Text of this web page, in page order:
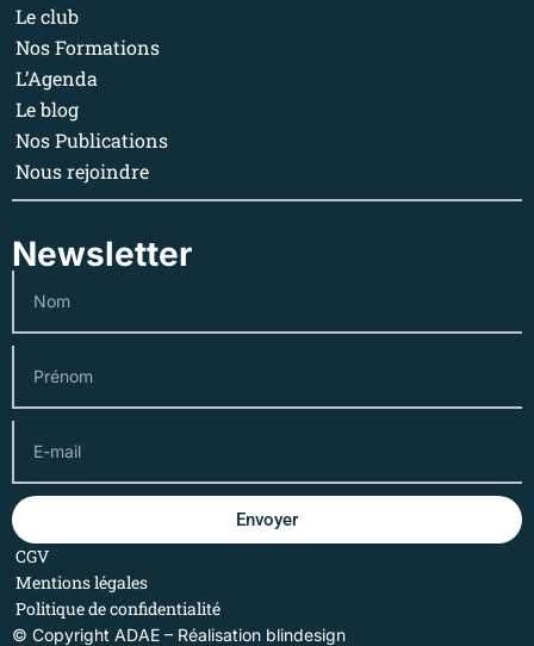
Le club
Nos Formations
L’Agenda
Le blog
Nos Publications
Nous rejoindre
Newsletter
Envoyer
CGV
Mentions légales
Politique de confidentialité
© Copyright ADAE – Réalisation blindesign